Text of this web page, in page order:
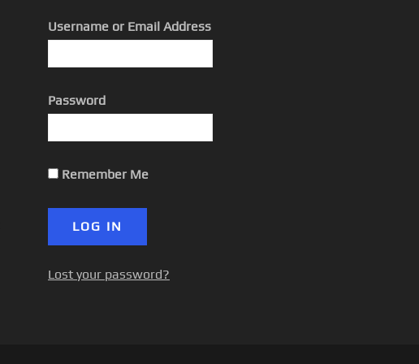
Username or Email Address
Password
Remember Me
Lost your password?